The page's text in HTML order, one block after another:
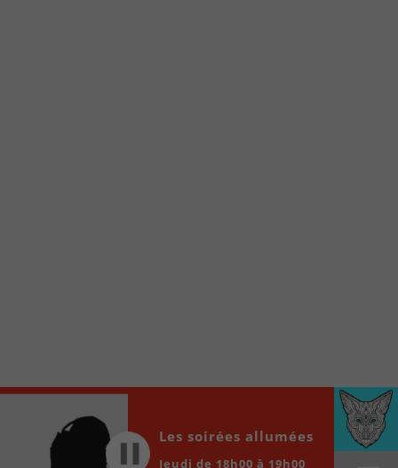
locale vous sont maintenant accessibles en un clic!
Player
00:00 00:00
Les soirées allumées
Jeudi de 18h00 à 19h00